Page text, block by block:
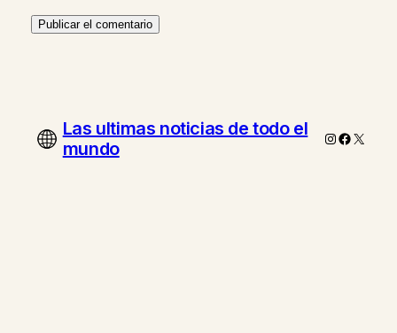
Las ultimas noticias de todo el
mundo
Instagram
X